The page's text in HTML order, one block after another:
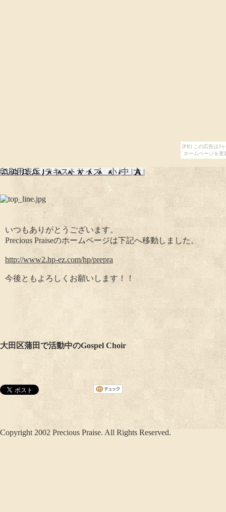
[PR] この広告は3
ホームページを更
印刷用表示 |テキストサイズ 小 |中 |大 |
いつもありがとうございます。
Precious Praiseのホームページは下記へ移動しました。
http://www2.hp-ez.com/hp/prepra
今後ともよろしくお願いします！！
大田区蒲田で活動中のGospel Choir
Copyright 2002 Precious Praise. All Rights Reserved.